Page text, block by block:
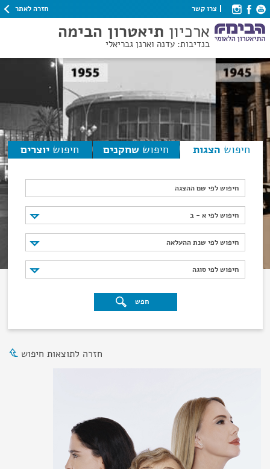
צרו קשר חזרה לאתר
ארכיון תיאטרון הבימה
בנדיבות: עדנה וארנן גבריאלי
חיפוש הצגות חיפוש שחקנים חיפוש יוצרים
חיפוש לפי שם ההצגה
חיפוש לפי א - ב
חיפוש לפי א - ב
חיפוש לפי שנת ההעלאה
חיפוש לפי שנת ההעלאה
חיפוש לפי סוגה
חיפוש לפי סוגה
חפש
חזרה לתוצאות חיפוש